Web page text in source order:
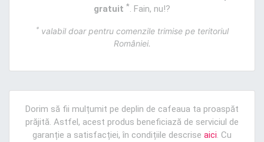
gratuit *. Fain, nu!?
*valabil doar pentru comenzile trimise pe teritoriul
României.
Dorim să fii mulțumit pe deplin de cafeaua ta proaspăt
prăjită. Astfel, acest produs beneficiază de serviciul de
garanție a satisfacției, în condițiile descrise aici. Cu